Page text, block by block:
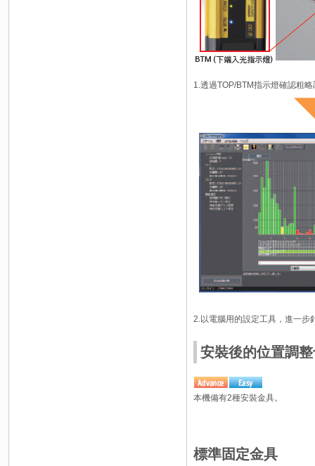
1.透過TOP/BTM指示燈確認粗
2.以電腦用的設定工具，進一步
安裝後的位置調
本機備有2種安裝金具。
標準固定金具